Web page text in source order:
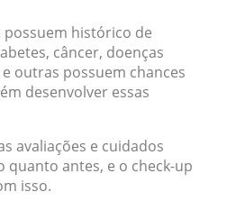
possuem histórico de
câncer, doenças
outras possuem chances
desenvolver essas
avaliações e cuidados
quanto antes, e o check-up
isso.